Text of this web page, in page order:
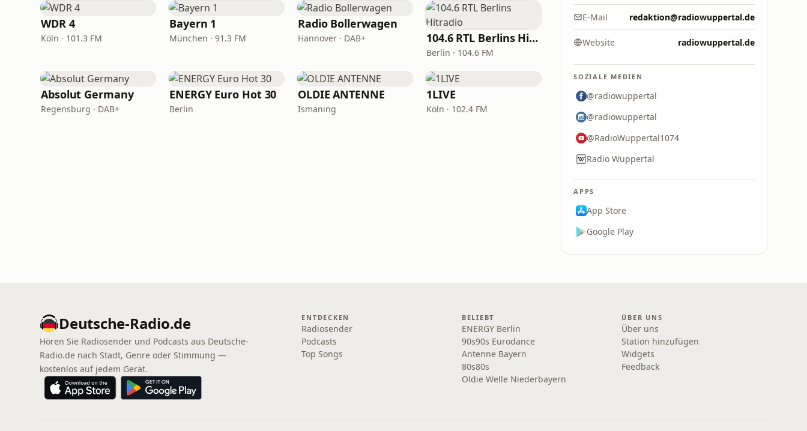
WDR 4
Köln · 101.3 FM
Bayern 1
München · 91.3 FM
Radio Bollerwagen
Hannover · DAB+ 104.6 RTL Berlins Hitradio
Berlin · 104.6 FM
Absolut Germany
Regensburg · DAB+
ENERGY Euro Hot 30
Berlin
OLDIE ANTENNE
Ismaning
1LIVE
Köln · 102.4 FM
E-Mail redaktion@radiowuppertal.de
Website radiowuppertal.de
SOZIALE MEDIEN
@radiowuppertal
@radiowuppertal
@RadioWuppertal1074
Radio Wuppertal
APPS
App Store
Google Play
Deutsche-Radio.de
Hören Sie Radiosender und Podcasts aus Deutsche-
Radio.de nach Stadt, Genre oder Stimmung —
kostenlos auf jedem Gerät.
ENTDECKEN
Radiosender
Podcasts
Top Songs
BELIEBT
ENERGY Berlin
90s90s Eurodance
Antenne Bayern
80s80s
Oldie Welle Niederbayern
ÜBER UNS
Über uns
Station hinzufügen
Widgets
Feedback